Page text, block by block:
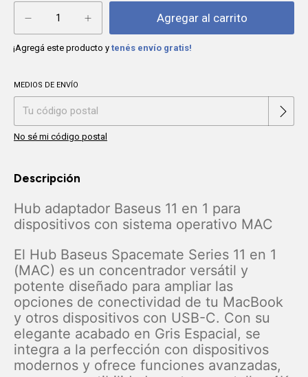
¡Agregá este producto y tenés envío gratis!
Entregas para el CP:
MEDIOS DE ENVÍO
No sé mi código postal
Descripción
Hub adaptador Baseus 11 en 1 para
dispositivos con sistema operativo MAC
El Hub Baseus Spacemate Series 11 en 1
(MAC) es un concentrador versátil y
potente diseñado para ampliar las
opciones de conectividad de tu MacBook
y otros dispositivos con USB-C. Con su
elegante acabado en Gris Espacial, se
integra a la perfección con dispositivos
modernos y ofrece funciones avanzadas,